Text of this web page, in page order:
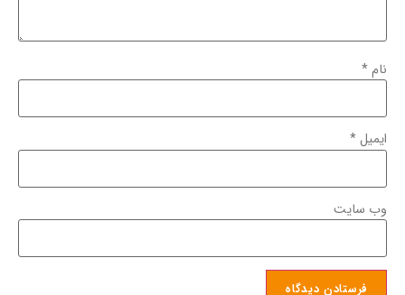
نام*
ایمیل*
وب‌ سایت